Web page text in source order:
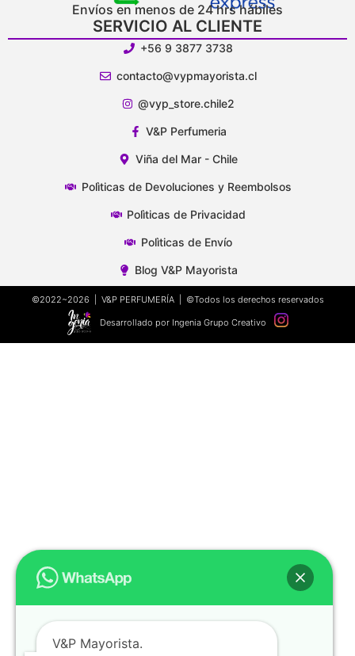
Envíos en menos de 24 hrs hábiles
SERVICIO AL CLIENTE
+56 9 3877 3738
contacto@vypmayorista.cl
@vyp_store.chile2
V&P Perfumeria
Viña del Mar - Chile
Polìticas de Devoluciones y Reembolsos
Polìticas de Privacidad
Polìticas de Envío
Blog V&P Mayorista
©2022~2026 | V&P PERFUMERÍA | ©Todos los derechos reservados
Desarrollado por Ingenia Grupo Creativo
V&P Mayorista.